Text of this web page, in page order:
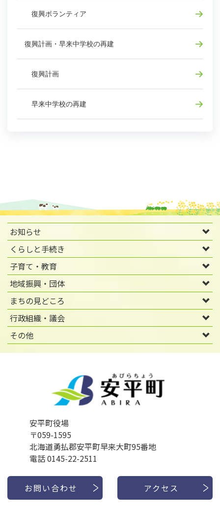
復興ボランティア
復興計画・早来中学校の再建
復興計画
早来中学校の再建
お知らせ
くらしと手続き
子育て・教育
地域振興・団体
まちの見どころ
行政組織・議会
その他
安平町役場
〒059-1595
北海道勇払郡安平町早来大町95番地
電話 0145-22-2511
お問い合わせ アクセス